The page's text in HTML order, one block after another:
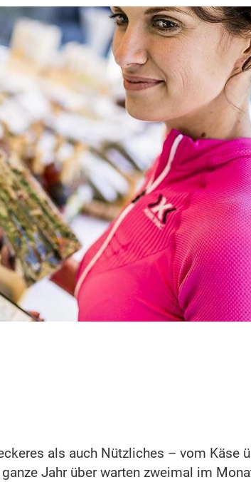
als auch Nützliches – vom Käse
Jahr über warten zweimal im